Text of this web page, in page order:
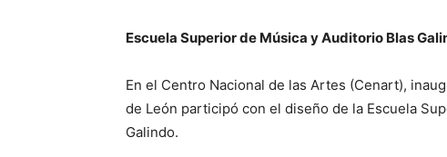
Escuela Superior de Música y Auditorio Blas
En el Centro Nacional de las Artes (Cenart),
de León participó con el diseño de la Escuela
Galindo.